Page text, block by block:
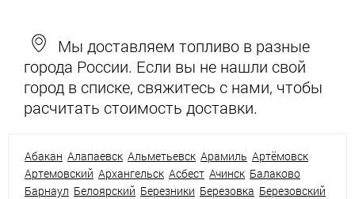
Мы доставляем топливо в разные
города России. Если вы не нашли свой
город в списке, свяжитесь с нами, чтобы
расчитать стоимость доставки.
Абакан Алапаевск Альметьевск Арамиль Артёмовск
Артемовский Архангельск Асбест Ачинск Балаково
Барнаул Белоярский Березники Березовка Березовский